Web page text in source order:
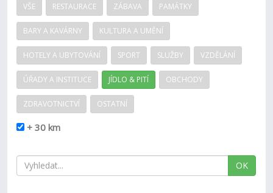
VŠE RESTAURACE ZÁBAVA PAMÁTKY
BARY A KAVÁRNY KULTURA A UMĚNÍ
HOTELY A UBYTOVÁNÍ SPORT SLUŽBY VZDĚLÁNÍ
ÚŘADY A INSTITUCE JÍDLO & PITÍ OBCHODY
ZDRAVOTNICTVÍ OSTATNÍ
+ 30 km
OK